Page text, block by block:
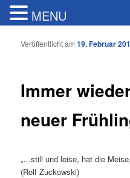
Immer
neuer
Veröffentlicht am19. Februar
„…still und leise, hat die
(Rolf Zuckowski)
MENU